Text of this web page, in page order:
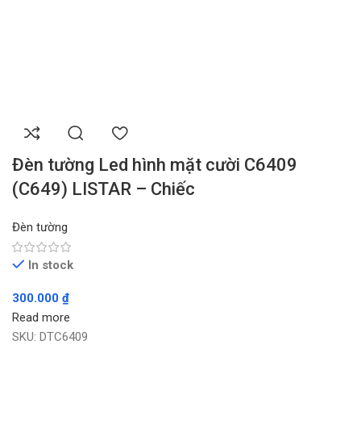
Đèn tường Led hình mặt cười C6409
(C649) LISTAR – Chiếc
Đèn tường
In stock
300.000 ₫
Read more
SKU: DTC6409